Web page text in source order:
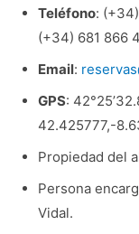
Teléfono:
(+34) 681 866
Email:
GPS:
42.425777,-
Propiedad del
Persona
Vidal.